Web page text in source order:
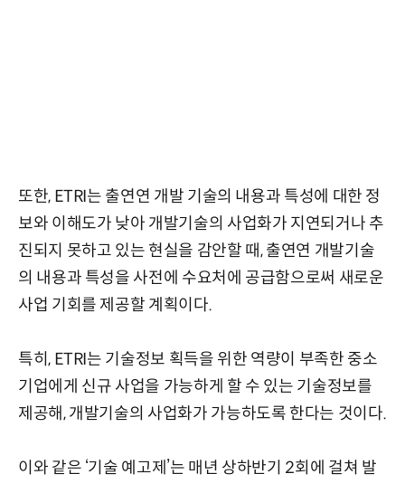
또한, ETRI는 출연연 개발 기술의 내용과 특성에 대한 정
보와 이해도가 낮아 개발기술의 사업화가 지연되거나 추
진되지 못하고 있는 현실을 감안할 때, 출연연 개발기술
의 내용과 특성을 사전에 수요처에 공급함으로써 새로운
사업 기회를 제공할 계획이다.
특히, ETRI는 기술정보 획득을 위한 역량이 부족한 중소
기업에게 신규 사업을 가능하게 할 수 있는 기술정보를
제공해, 개발기술의 사업화가 가능하도록 한다는 것이다.
이와 같은 ‘기술 예고제’는 매년 상하반기 2회에 걸쳐 발